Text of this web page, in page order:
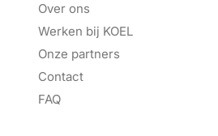
Over ons
Werken bij KOEL
Onze partners
Contact
FAQ